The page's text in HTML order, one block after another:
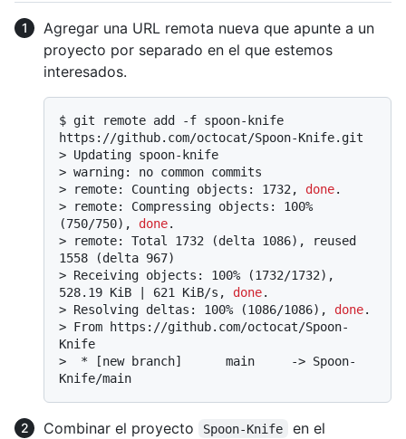
Agregar una URL remota nueva que apunte a un
proyecto por separado en el que estemos
interesados.
$ git remote add -f spoon-knife
https://github.com/octocat/Spoon-Knife.git
> Updating spoon-knife
> warning: no common commits
>
remote: Counting objects: 1732, done.
>
remote: Compressing objects: 100%
(750/750), done.
>
remote: Total 1732 (delta 1086), reused
1558 (delta 967)
> Receiving objects: 100% (1732/1732),
528.19 KiB | 621 KiB/s, done.
> Resolving deltas: 100% (1086/1086), done.
> From https://github.com/octocat/Spoon-
Knife
>
* [new branch]      main     -> Spoon-
Knife/main
Combinar el proyecto Spoon-Knife
en el